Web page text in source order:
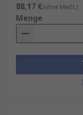
88,17 €(ohne MwSt.)
Menge